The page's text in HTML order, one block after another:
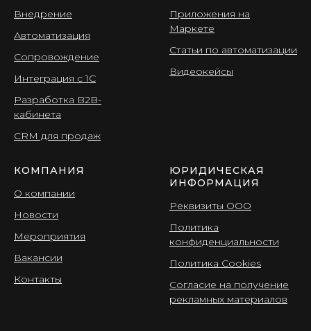
Внедрение
Автоматизация
Сопровождение
Интеграция с 1С
Разработка B2B-
кабинета
CRМ для продаж
Приложения на
Маркете
Статьи по автоматизации
Видеокейсы
КОМПАНИЯ
О компании
Новости
Мероприятия
Вакансии
Контакты
ЮРИДИЧЕСКАЯ
ИНФОРМАЦИЯ
Реквизиты ООО
Политика
конфиденциальности
Политика Cookies
Согласие на получение
рекламных материалов